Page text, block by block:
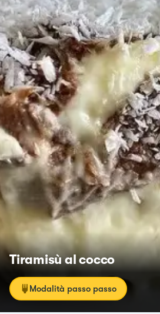
Tiramisù al cocco
Modalità passo passo